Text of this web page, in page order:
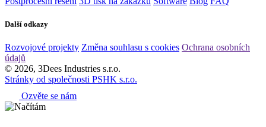
Další odkazy
Rozvojové projekty Změna souhlasu s cookies Ochrana osobních
údajů
© 2026, 3Dees Industries s.r.o.
Stránky od společnosti PSHK s.r.o.
Ozvěte se nám